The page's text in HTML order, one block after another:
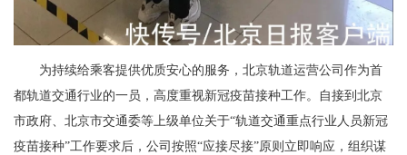
为持续给乘客提供优质安心的服务，北京轨道运营公司作为首
都轨道交通行业的一员，高度重视新冠疫苗接种工作。自接到北京
市政府、北京市交通委等上级单位关于“轨道交通重点行业人员新冠
疫苗接种”工作要求后，公司按照“应接尽接”原则立即响应，组织谋